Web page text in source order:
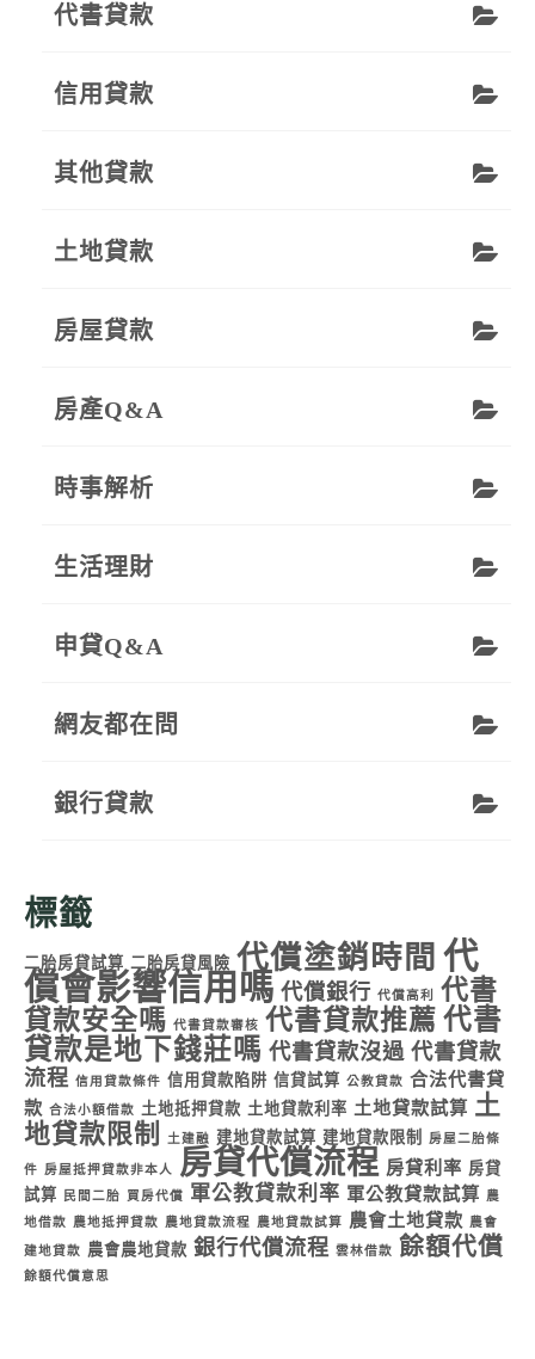
代書貸款
信用貸款
其他貸款
土地貸款
房屋貸款
房產Q&A
時事解析
生活理財
申貸Q&A
網友都在問
銀行貸款
標籤
二胎房貸試算 二胎房貸風險 代償塗銷時間 代
償會影響信用嗎 代償銀行 代償高利
代書
貸款安全嗎 代書貸款審核 代書貸款推薦 代書
貸款是地下錢莊嗎 代書貸款沒過 代書貸款
流程 信用貸款條件 信用貸款陷阱 信貸試算 公教貸款 合法代書貸
款 合法小額借款 土地抵押貸款 土地貸款利率 土地貸款試算 土
地貸款限制
土建融 建地貸款試算 建地貸款限制 房屋二胎條
件 房屋抵押貸款非本人 房貸代償流程 房貸利率 房貸
試算
民間二胎 買房代償 軍公教貸款利率 軍公教貸款試算
農
地借款
農地抵押貸款 農地貸款流程 農地貸款試算 農會土地貸款 農會
建地貸款 農會農地貸款 銀行代償流程 雲林借款 餘額代償
餘額代償意思